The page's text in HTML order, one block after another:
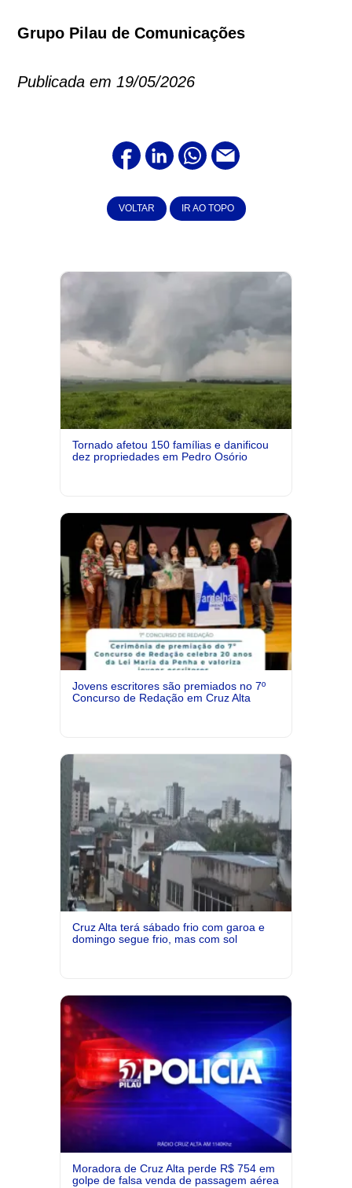
Grupo Pilau de Comunicações
Publicada em 19/05/2026
VOLTAR IR AO TOPO
Tornado afetou 150 famílias e danificou
dez propriedades em Pedro Osório
Jovens escritores são premiados no 7º
Concurso de Redação em Cruz Alta
Cruz Alta terá sábado frio com garoa e
domingo segue frio, mas com sol
Moradora de Cruz Alta perde R$ 754 em
golpe de falsa venda de passagem aérea